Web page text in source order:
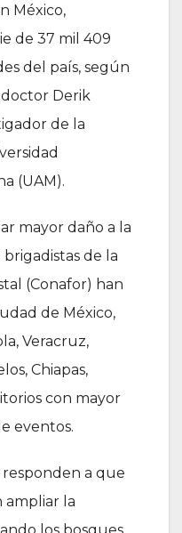
México,
de 37 mil 409
del país, según
doctor Derik
de la
(UAM).
mayor daño a la
brigadistas de la
(Conafor) han
de México,
Veracruz,
Chiapas,
con mayor
eventos.
a que
ampliar la